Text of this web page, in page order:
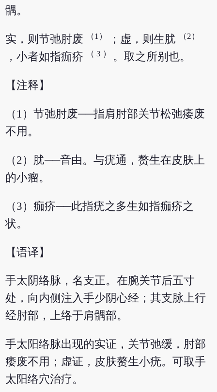
髃。
实，则节弛肘废 （1） ；虚，则生肬 （2）
，小者如指痂疥 （3 ） 。取之所别也。
【注释】
（1）节弛肘废──指肩肘部关节松弛痿废
不用。
（2）肬──音由。与疣通，赘生在皮肤上
的小瘤。
（3）痂疥──此指疣之多生如指痂疥之
状。
【语译】
手太阴络脉，名支正。在腕关节后五寸
处，向内侧注入手少阴心经；其支脉上行
经肘部，上络于肩髃部。
手太阳络脉出现的实证，关节弛缓，肘部
痿废不用；虚证，皮肤赘生小疣。可取手
太阳络穴治疗。